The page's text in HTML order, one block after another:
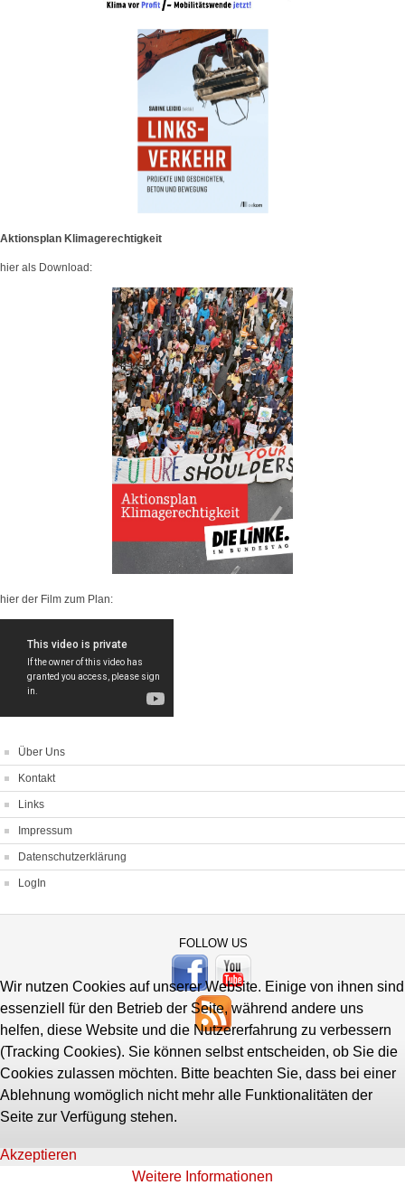
Aktionsplan Klimagerechtigkeit
hier als Download:
hier der Film zum Plan:
Über Uns
Kontakt
Links
Impressum
Datenschutzerklärung
LogIn
FOLLOW US
Wir nutzen Cookies auf unserer Website. Einige von ihnen sind
essenziell für den Betrieb der Seite, während andere uns
helfen, diese Website und die Nutzererfahrung zu verbessern
(Tracking Cookies). Sie können selbst entscheiden, ob Sie die
Cookies zulassen möchten. Bitte beachten Sie, dass bei einer
Ablehnung womöglich nicht mehr alle Funktionalitäten der
Seite zur Verfügung stehen.
Akzeptieren
Weitere Informationen